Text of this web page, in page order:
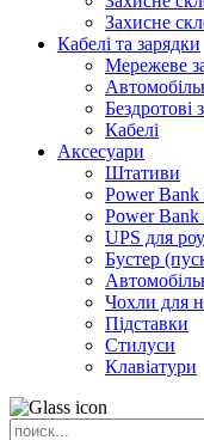
Захисне
Кабелі та зарядки
Мережеве
Бездротові
Кабелі
Аксесуари
Штативи
Power Bank
Power
UPS для
Бустер
Чохли для
Підставки
Стилуси
Клавіатури